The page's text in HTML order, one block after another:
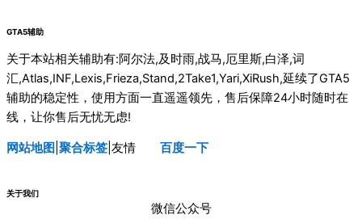
GTA5辅助
关于本站相关辅助有:阿尔法,及时雨,战马,厄里斯,白泽,词
汇,Atlas,INF,Lexis,Frieza,Stand,2Take1,Yari,XiRush,延续了GTA5
辅助的稳定性，使用方面一直遥遥领先，售后保障24小时随时在
线，让你售后无忧无虑!
网站地图 聚合标签 |友情 百度一下
关于我们
微信公众号